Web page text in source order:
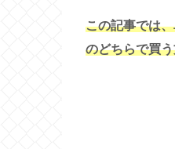
この記事では
のどちらで買